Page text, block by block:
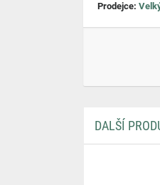
Prodejce:
DALŠÍ